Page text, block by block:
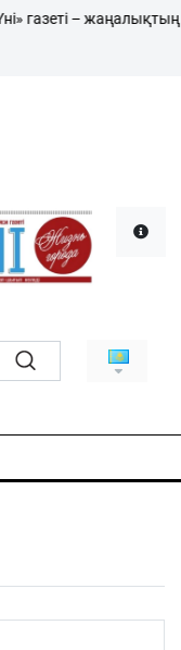
(Фрунзе)
газеті –